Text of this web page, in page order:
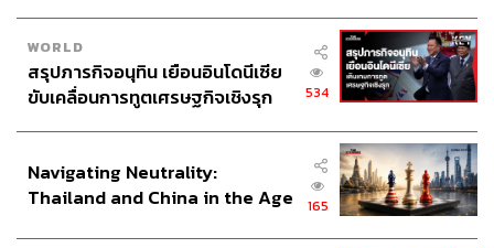
WORLD
สรุปภารกิจอนุทิน เยือนอินโดนีเซีย
ขับเคลื่อนการทูตเศรษฐกิจเชิงรุก
534
Navigating Neutrality:
Thailand and China in the Age
165